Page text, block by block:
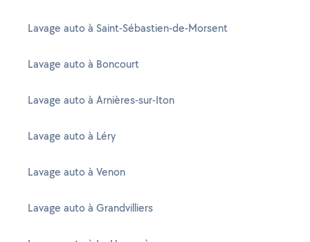
Lavage auto à Saint-Sébastien-de-Morsent
Lavage auto à Boncourt
Lavage auto à Arnières-sur-Iton
Lavage auto à Léry
Lavage auto à Venon
Lavage auto à Grandvilliers